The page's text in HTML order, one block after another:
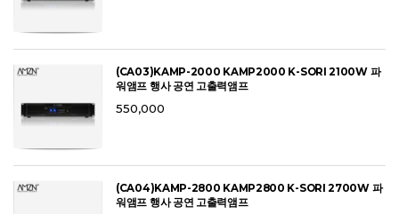
(CA03)KAMP-2000 KAMP2000 K-SORI 2100W 파
워앰프 행사 공연 고출력앰프
550,000
(CA04)KAMP-2800 KAMP2800 K-SORI 2700W 파
워앰프 행사 공연 고출력앰프